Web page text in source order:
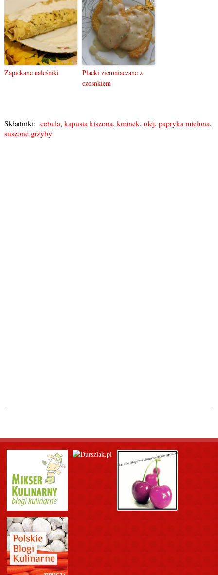
Zapiekane naleśniki
Placki ziemniaczane z
czosnkiem
Składniki: cebula, kapusta kiszona, kminek, olej, papryka mielona,
suszone grzyby